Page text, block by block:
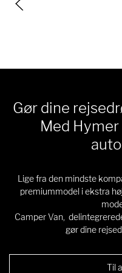
Gør dine
Med
Lige fra den mindste
premiummodel i ekstra
Camper Van,
gør dine
Til